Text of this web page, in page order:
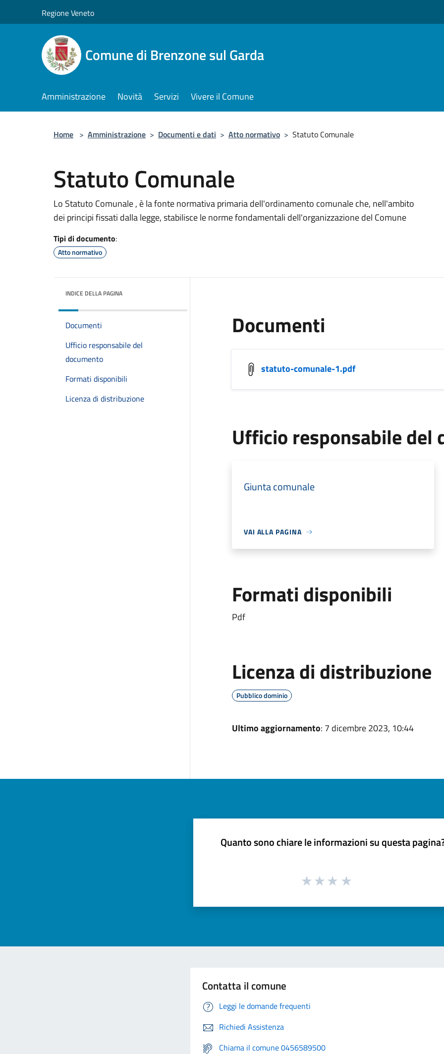
Regione Veneto
Comune di Brenzone sul Garda
Amministrazione Novità Servizi Vivere il Comune
Home > Amministrazione > Documenti e dati > Atto normativo > Statuto Comunale
Statuto Comunale
Lo Statuto Comunale , è la fonte normativa primaria dell'ordinamento comunale che, nell'ambito
dei principi fissati dalla legge, stabilisce le norme fondamentali dell'organizzazione del Comune
Tipi di documento:
Atto normativo
INDICE DELLA PAGINA
Documenti
Ufficio responsabile del
documento
Formati disponibili
Licenza di distribuzione
Documenti
statuto-comunale-1.pdf
Ufficio responsabile del
Giunta comunale
VAI ALLA PAGINA
Formati disponibili
Pdf
Licenza di distribuzione
Pubblico dominio
Ultimo aggiornamento: 7 dicembre 2023, 10:44
Quanto sono chiare le informazioni su questa
Contatta il comune
Leggi le domande frequenti
Richiedi Assistenza
Chiama il comune 0456589500